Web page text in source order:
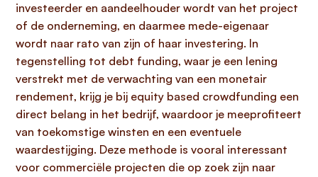
investeerder en aandeelhouder wordt van het project
of de onderneming, en daarmee mede-eigenaar
wordt naar rato van zijn of haar investering. In
tegenstelling tot debt funding, waar je een lening
verstrekt met de verwachting van een monetair
rendement, krijg je bij equity based crowdfunding een
direct belang in het bedrijf, waardoor je meeprofiteert
van toekomstige winsten en een eventuele
waardestijging. Deze methode is vooral interessant
voor commerciële projecten die op zoek zijn naar